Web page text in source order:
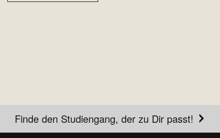
Finde den Studiengang, der zu Dir passt!